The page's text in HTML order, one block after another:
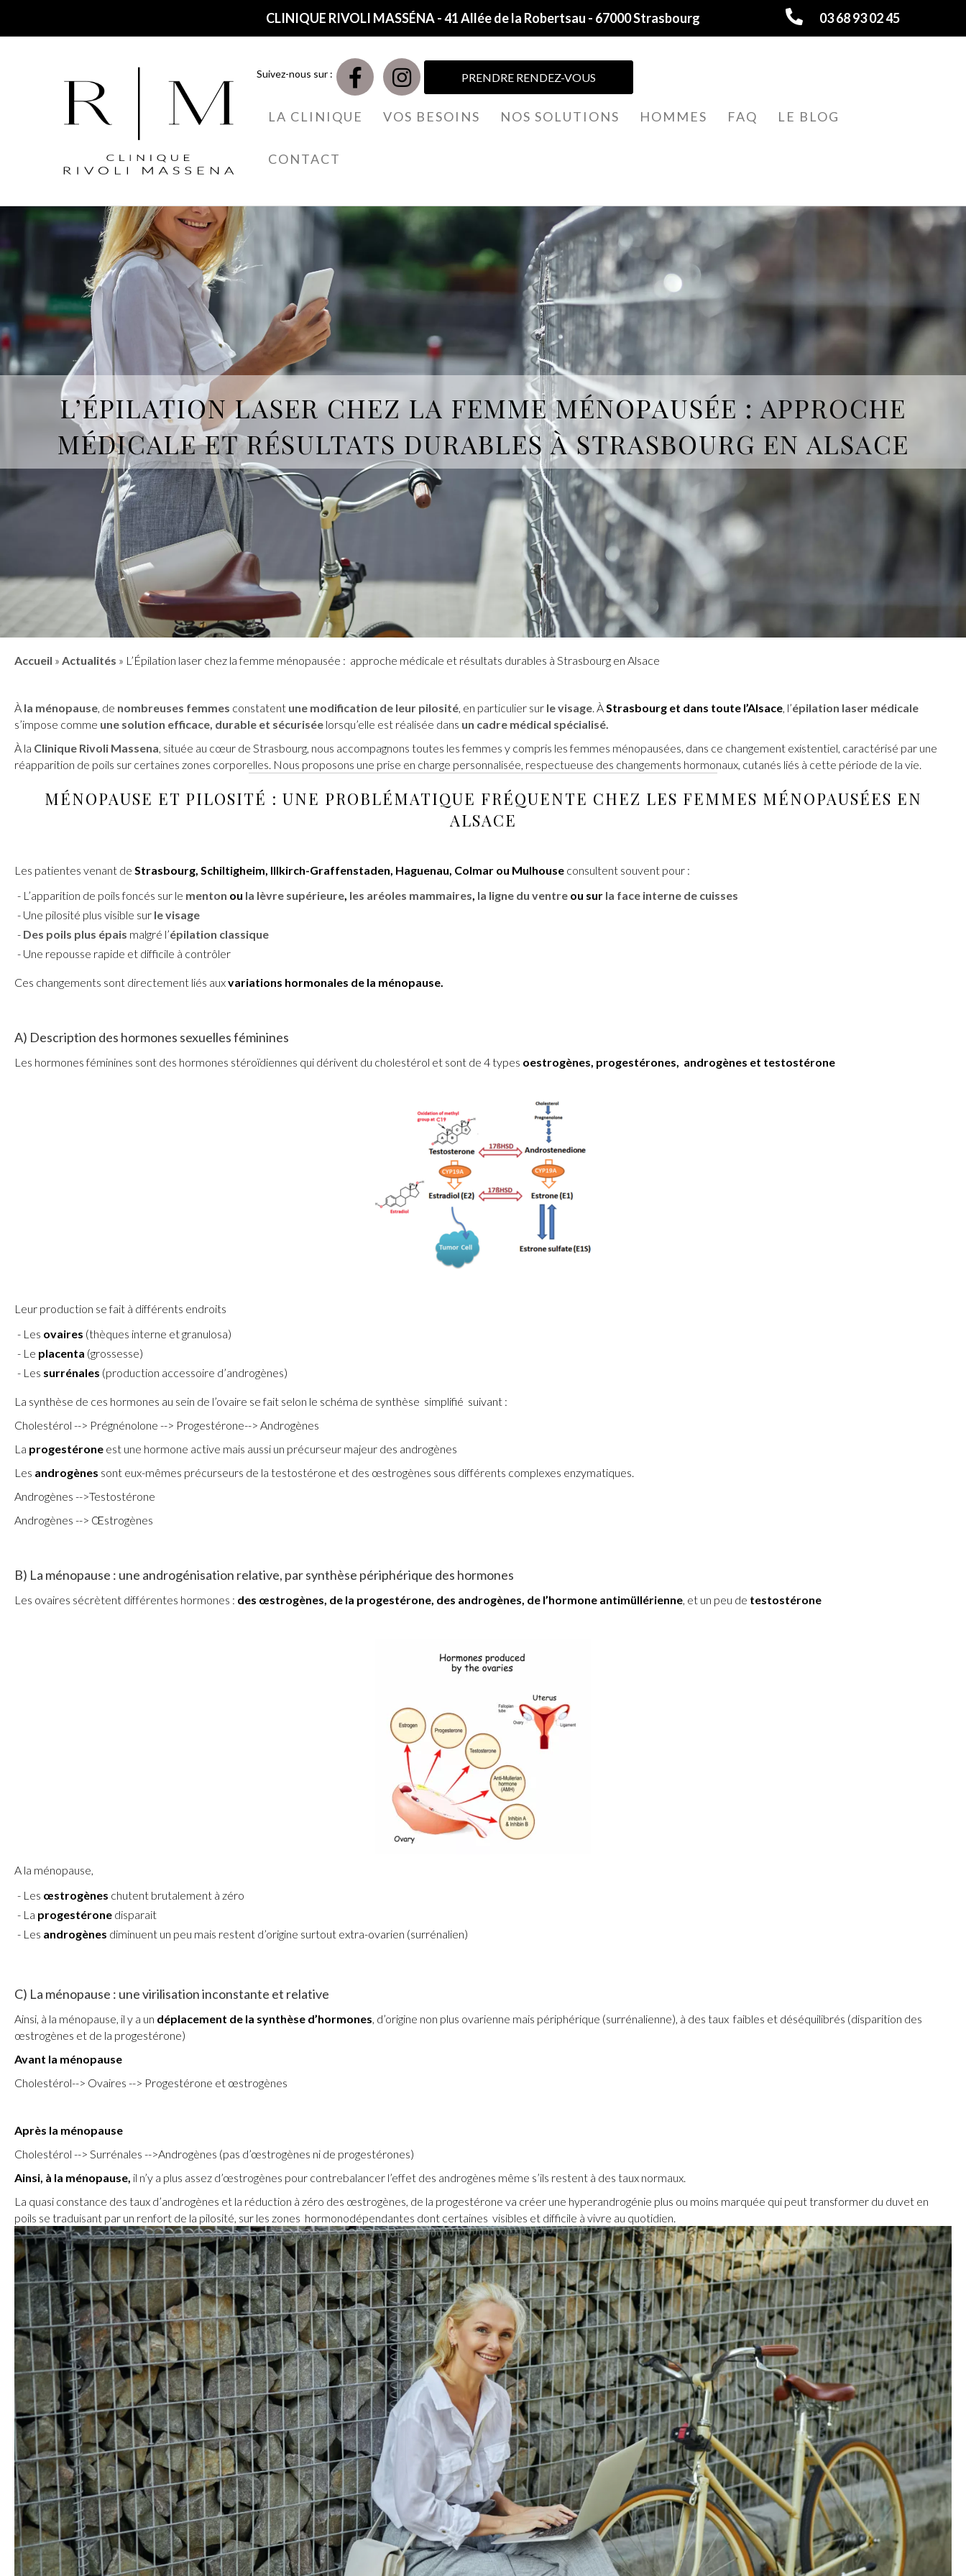
CLINIQUE RIVOLI MASSÉNA - 41 Allée de la Robertsau - 67000 Strasbourg 03 68 93 02 45
Suivez-nous sur : PRENDRE RENDEZ-VOUS
LA CLINIQUE VOS BESOINS NOS SOLUTIONS HOMMES FAQ LE BLOG
CONTACT
L’ÉPILATION LASER CHEZ LA FEMME MÉNOPAUSÉE : APPROCHE
MÉDICALE ET RÉSULTATS DURABLES À STRASBOURG EN ALSACE
Accueil » Actualités » L’Épilation laser chez la femme ménopausée : approche médicale et résultats durables à Strasbourg en Alsace
À la ménopause, de nombreuses femmes constatent une modification de leur pilosité, en particulier sur le visage. ÀStrasbourg et dans toute l’Alsace, l’épilation laser médicale
s’impose comme une solution efficace, durable et sécurisée lorsqu’elle est réalisée dans un cadre médical spécialisé.
À la Clinique Rivoli Massena, située au cœur de Strasbourg, nous accompagnons toutes les femmes y compris les femmes ménopausées, dans ce changement existentiel, caractérisé par une
réapparition de poils sur certaines zones corporelles. Nous proposons une prise en charge personnalisée, respectueuse des changements hormonaux, cutanés liés à cette période de la vie.
MÉNOPAUSE ET PILOSITÉ : UNE PROBLÉMATIQUE FRÉQUENTE CHEZ LES FEMMES MÉNOPAUSÉES EN
ALSACE
Les patientes venant de Strasbourg, Schiltigheim, Illkirch-Graffenstaden, Haguenau, Colmar ou Mulhouse consultent souvent pour :
L’apparition de poils foncés sur le menton ou la lèvre supérieure, les aréoles mammaires, la ligne du ventre ou sur la face interne de cuisses
Une pilosité plus visible sur levisage
Des poils plus épais malgré l’épilation classique
Une repousse rapide et difficile à contrôler
Ces changements sont directement liés auxvariations hormonales de la ménopause.
A) Description des hormones sexuelles féminines
Les hormones féminines sont des hormones stéroïdiennes qui dérivent du cholestérol et sont de 4 types oestrogènes, progestérones, androgènes et testostérone
Leur production se fait à différents endroits
Les ovaires (thèques interne et granulosa)
Le placenta (grossesse)
Les surrénales (production accessoire d’androgènes)
La synthèse de ces hormones au sein de l’ovaire se fait selon le schéma de synthèse simplifié suivant :
Cholestérol --> Prégnénolone --> Progestérone--> Androgènes
La progestérone est une hormone active mais aussi un précurseur majeur des androgènes
Les androgènes sont eux-mêmes précurseurs de la testostérone et des œstrogènes sous différents complexes enzymatiques.
Androgènes -->Testostérone
Androgènes --> Œstrogènes
B) La ménopause : une androgénisation relative, par synthèse périphérique des hormones
Les ovaires sécrètent différentes hormones : des œstrogènes, de la progestérone, des androgènes, de l’hormone antimüllérienne, et un peu de testostérone
A la ménopause,
Les œstrogènes chutent brutalement à zéro
La progestérone disparait
Les androgènes diminuent un peu mais restent d’origine surtout extra-ovarien (surrénalien)
C) La ménopause : une virilisation inconstante et relative
Ainsi, à la ménopause, il y a un déplacement de la synthèse d’hormones, d’origine non plus ovarienne mais périphérique (surrénalienne), à des taux faibles et déséquilibrés (disparition des
œstrogènes et de la progestérone)
Avant la ménopause
Cholestérol--> Ovaires --> Progestérone et œstrogènes
Après la ménopause
Cholestérol --> Surrénales -->Androgènes (pas d’œstrogènes ni de progestérones)
Ainsi, à la ménopause, il n’y a plus assez d’œstrogènes pour contrebalancer l’effet des androgènes même s’ils restent à des taux normaux.
La quasi constance des taux d’androgènes et la réduction à zéro des œstrogènes, de la progestérone va créer une hyperandrogénie plus ou moins marquée qui peut transformer du duvet en
poils se traduisant par un renfort de la pilosité, sur les zones hormonodépendantes dont certaines visibles et difficile à vivre au quotidien.